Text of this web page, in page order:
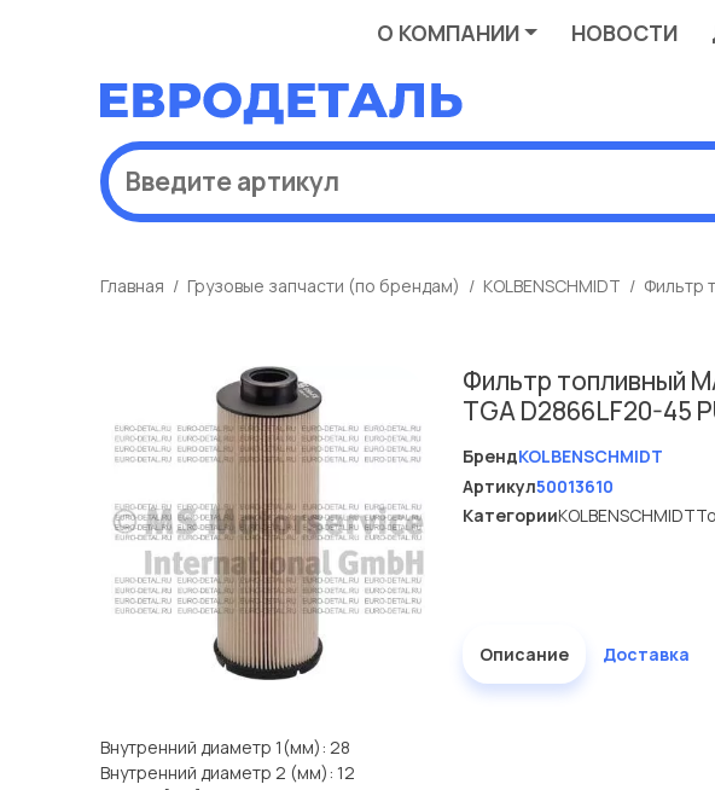
О КОМПАНИИ НОВОСТИ
Главная Грузовые запчасти (по брендам) KOLBENSCHMIDT Фильтр
Фильтр топливный
TGA D2866LF20-45
БрендKOLBENSCHMIDT
Артикул50013610
КатегорииKOLBENSCHMIDT
Описание Доставка
Внутренний диаметр 1(мм): 28
Внутренний диаметр 2 (мм): 12